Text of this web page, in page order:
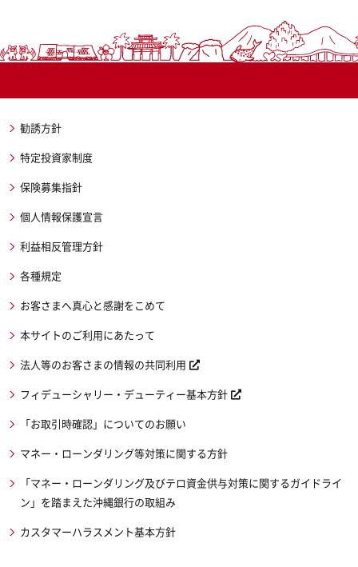
勧誘方針
特定投資家制度
保険募集指針
個人情報保護宣言
利益相反管理方針
各種規定
お客さまへ真心と感謝をこめて
本サイトのご利用にあたって
法人等のお客さまの情報の共同利用
フィデューシャリー・デューティー基本方針
「お取引時確認」についてのお願い
マネー・ローンダリング等対策に関する方針
「マネー・ローンダリング及びテロ資金供与対策に関するガイドライ
ン」を踏まえた沖縄銀行の取組み
カスタマーハラスメント基本方針